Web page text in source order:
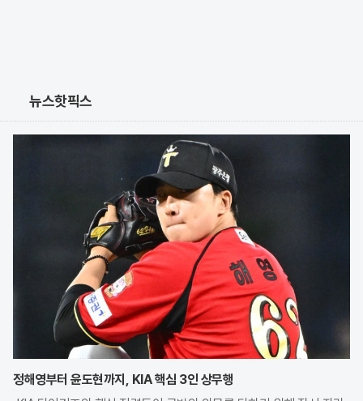
뉴스핫픽스
정해영부터 윤도현까지, KIA 핵심 3인 상무행